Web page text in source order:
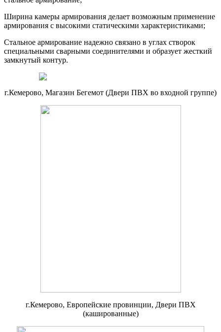
Ширина камеры армирования делает возможным применение
армирования с высокими статическими характеристиками;
Стальное армирование надежно связано в углах створок
специальными сварными соединителями и образует жесткий
замкнутый контур.
г.Кемерово, Магазин Бегемот (Двери ПВХ во входной группе)
г.Кемерово, Европейские провинции, Двери ПВХ
(кашированные)